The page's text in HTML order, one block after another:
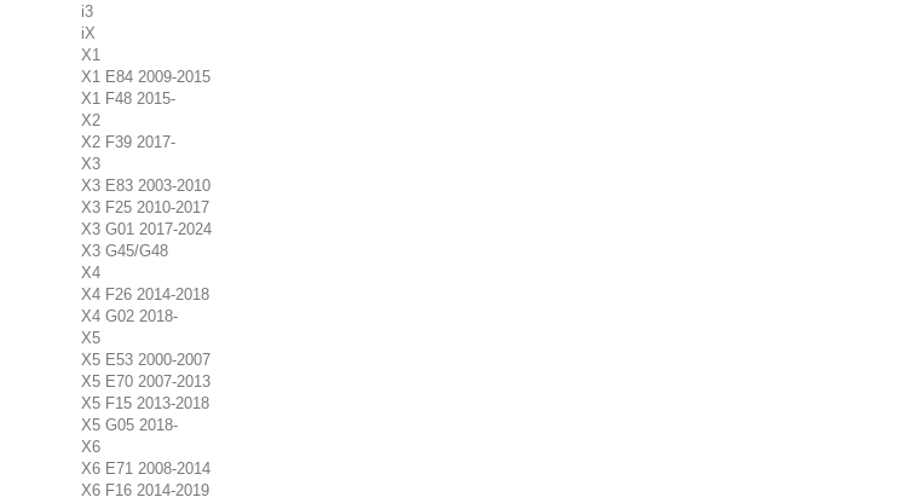
i3
iX
X1
X1 E84 2009-2015
X1 F48 2015-
X2
X2 F39 2017-
X3
X3 E83 2003-2010
X3 F25 2010-2017
X3 G01 2017-2024
X3 G45/G48
X4
X4 F26 2014-2018
X4 G02 2018-
X5
X5 E53 2000-2007
X5 E70 2007-2013
X5 F15 2013-2018
X5 G05 2018-
X6
X6 E71 2008-2014
X6 F16 2014-2019